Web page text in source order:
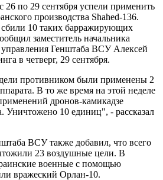
26 по 29 сентября успели применить
производства Shahed-136.
10 таких барражирующих
заместитель начальника
управления Генштаба ВСУ Алексей
в четверг, 29 сентября.
противником были применены 2
В то же время на этой неделе
дронов-камикадзе
Уничтожено 10 единиц", - рассказал
ВСУ также добавил, что всего
23 воздушные цели. В
военные с помощью
вражеский Орлан-10.